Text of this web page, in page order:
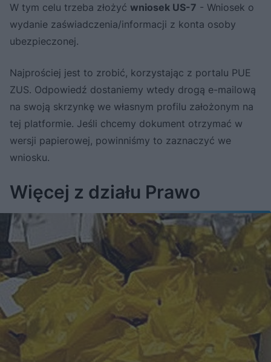
W tym celu trzeba złożyć wniosek US-7 - Wniosek o
wydanie zaświadczenia/informacji z konta osoby
ubezpieczonej.
Najprościej jest to zrobić, korzystając z portalu PUE
ZUS. Odpowiedź dostaniemy wtedy drogą e-mailową
na swoją skrzynkę we własnym profilu założonym na
tej platformie. Jeśli chcemy dokument otrzymać w
wersji papierowej, powinniśmy to zaznaczyć we
wniosku.
Więcej z działu Prawo